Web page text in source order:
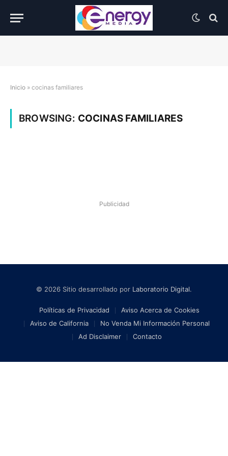
Inicio » cocinas familiares
BROWSING: COCINAS FAMILIARES
Publicidad
© 2026 Sitio desarrollado por Laboratorio Digital.
Políticas de Privacidad
Aviso Acerca de Cookies
Aviso de California
No Venda Mi Información Personal
Ad Disclaimer
Contacto